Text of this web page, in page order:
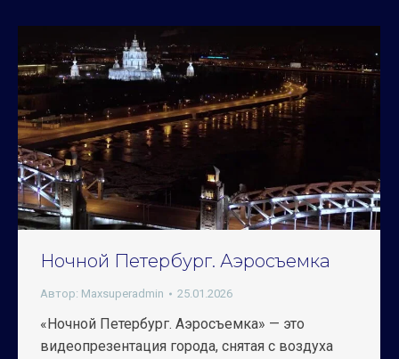
Ночной Петербург. Аэросъемка
Автор: Maxsuperadmin 25.01.2026
«Ночной Петербург. Аэросъемка» — это
видеопрезентация города, снятая с воздуха